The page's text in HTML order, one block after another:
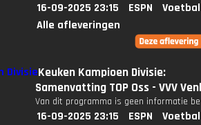
16-09-2025 23:15 ESPN
Alle afleveringen
Keuken Kampioen Divisie:
Samenvatting TOP Oss - VVV
Van dit programma is geen informatie
16-09-2025 23:15 ESPN